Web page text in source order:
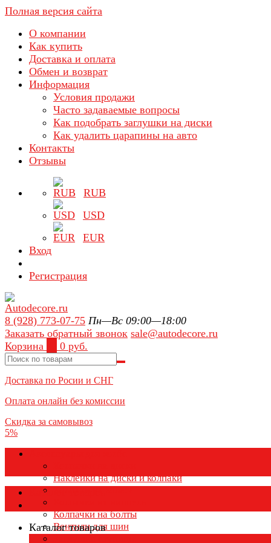
Полная версия сайта
О компании
Как купить
Доставка и оплата
Обмен и возврат
Информация
Условия продажи
Часто задаваемые вопросы
Как подобрать заглушки на диски
Как удалить царапины на авто
Контакты
Отзывы
RUB
USD
EUR
Вход
Регистрация
8 (928) 773-07-75 Пн—Вс 09:00—18:00
Заказать обратный звонок sale@autodecore.ru
Корзина
0 руб.
Доставка по Росии и СНГ
Оплата онлайн без комиссии
Скидка за самовывоз
5%
Наклейки на диски и колпаки
Колпаки на колеса
Колпачки на болты
Вентили для шин
Каталог товаров
Каталог товаров